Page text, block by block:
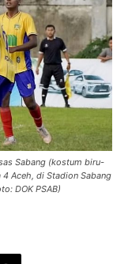
Sabang (kostum biru-
Aceh, di Stadion Sabang
DOK PSAB)